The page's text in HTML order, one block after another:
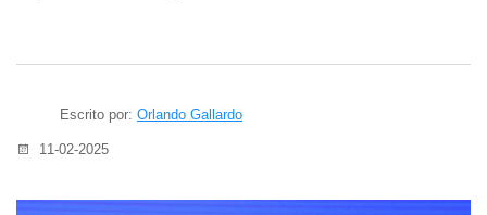
Escrito por: Orlando Gallardo
11-02-2025